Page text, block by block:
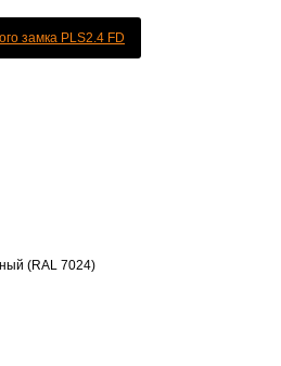
замка PLS2.4 FD
(RAL 7024)